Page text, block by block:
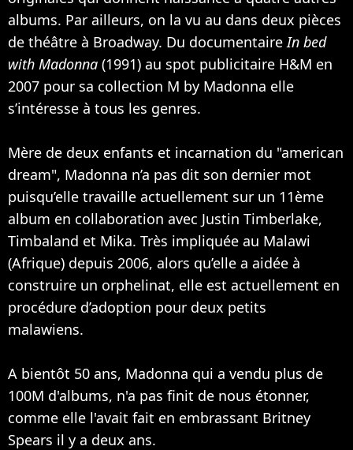
albums. Par ailleurs, on la vu au dans deux pièces
de théâtre à Broadway. Du documentaire In bed
with Madonna (1991) au spot publicitaire H&M en
2007 pour sa collection M by Madonna elle
s’intéresse à tous les genres.
Mère de deux enfants et incarnation du "american
dream", Madonna n’a pas dit son dernier mot
puisqu’elle travaille actuellement sur un 11ème
album en collaboration avec Justin Timberlake,
Timbaland et Mika. Très impliquée au Malawi
(Afrique) depuis 2006, alors qu’elle a aidée à
construire un orphelinat, elle est actuellement en
procédure d’adoption pour deux petits
malawiens.
A bientôt 50 ans, Madonna qui a vendu plus de
100M d'albums, n'a pas finit de nous étonner,
comme elle l'avait fait en embrassant Britney
Spears il y a deux ans.